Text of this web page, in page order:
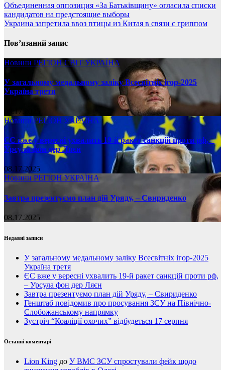
Объединенная оппозиция «За Батьківщину» огласила списки
кандидатов на предстоящие выборы
Украина запретила ввоз птицы из Китая в связи с гриппом
Пов’язаний запис
Новини РЕГІОНСВІТ УКРАЇНА
У загальному медальному заліку Всесвітніх ігор-2025
Україна третя
08.17.2025
НовиниРЕГІОН УКРАЇНА
ЄС вже у вересні ухвалить 19-й ракет санкцій проти рф, –
Урсула фон дер Ляєн
08.17.2025
Новини РЕГІОН УКРАЇНА
Завтра презентуємо план дій Уряду, – Свириденко
08.17.2025
Недавні записи
У загальному медальному заліку Всесвітніх ігор-2025
Україна третя
ЄС вже у вересні ухвалить 19-й ракет санкцій проти рф,
– Урсула фон дер Ляєн
Завтра презентуємо план дій Уряду, – Свириденко
Генштаб повідомив про просування ЗСУ на Північно-
Слобожанському напрямку
Зустріч “Коаліції охочих” відбудеться 17 серпня
Останні коментарі
Lion King до У ВМС ЗСУ спростували фейк щодо